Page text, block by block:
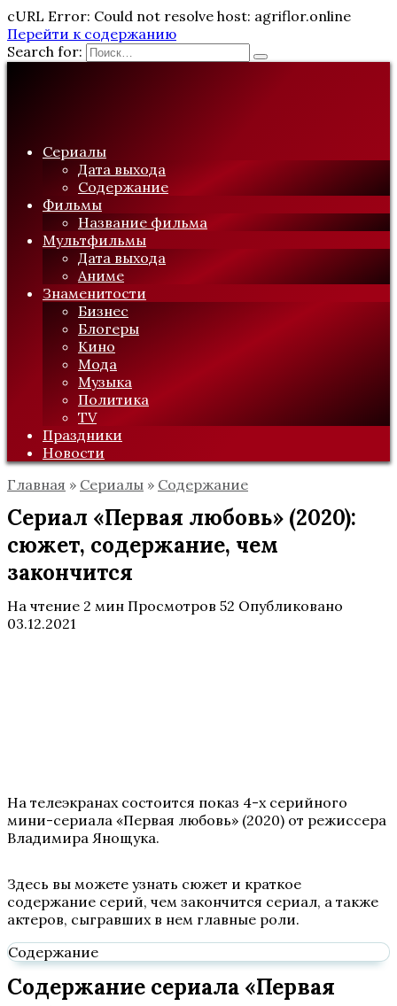
cURL Error: Could not resolve host: agriflor.online
Перейти к содержанию
Search for:
Сериалы
Дата выхода
Содержание
Фильмы
Название фильма
Мультфильмы
Дата выхода
Аниме
Знаменитости
Бизнес
Блогеры
Кино
Мода
Музыка
Политика
TV
Праздники
Новости
Главная » Сериалы » Содержание
Сериал «Первая любовь» (2020):
сюжет, содержание, чем
закончится
На чтение 2 мин Просмотров 52 Опубликовано
03.12.2021
На телеэкранах состоится показ 4-х серийного
мини-сериала «Первая любовь» (2020) от режиссера
Владимира Янощука.
Здесь вы можете узнать сюжет и краткое
содержание серий, чем закончится сериал, а также
актеров, сыгравших в нем главные роли.
Содержание
Содержание сериала «Первая